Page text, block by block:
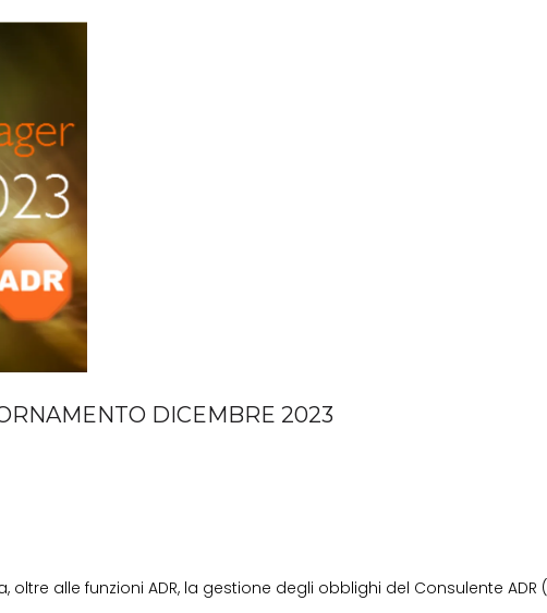
DICEMBRE 2023
alle funzioni ADR, la gestione degli obblighi del Consulente ADR (